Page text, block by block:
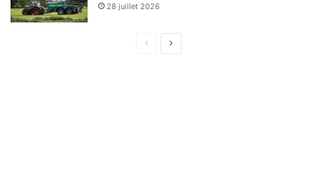
28 juillet 2026
Page
Page